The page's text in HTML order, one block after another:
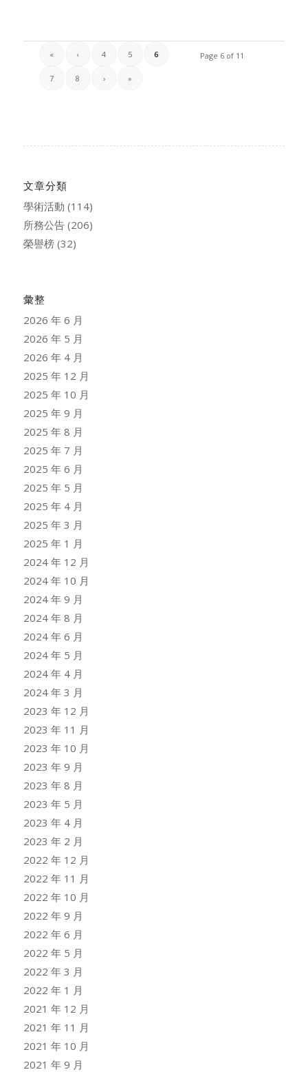
Page 6 of 11
« ‹ 4 5 6
7 8 › »
文章分類
學術活動 (114)
所務公告(206)
榮譽榜(32)
彙整
2026 年 6 月
2026 年 5 月
2026 年 4 月
2025 年 12 月
2025 年 10 月
2025 年 9 月
2025 年 8 月
2025 年 7 月
2025 年 6 月
2025 年 5 月
2025 年 4 月
2025 年 3 月
2025 年 1 月
2024 年 12 月
2024 年 10 月
2024 年 9 月
2024 年 8 月
2024 年 6 月
2024 年 5 月
2024 年 4 月
2024 年 3 月
2023 年 12 月
2023 年 11 月
2023 年 10 月
2023 年 9 月
2023 年 8 月
2023 年 5 月
2023 年 4 月
2023 年 2 月
2022 年 12 月
2022 年 11 月
2022 年 10 月
2022 年 9 月
2022 年 6 月
2022 年 5 月
2022 年 3 月
2022 年 1 月
2021 年 12 月
2021 年 11 月
2021 年 10 月
2021 年 9 月